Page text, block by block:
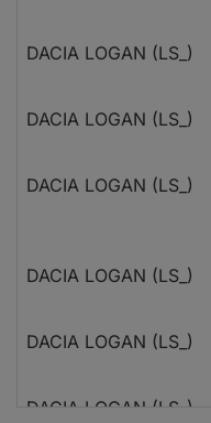
DACIA LOGAN (LS_)
DACIA LOGAN (LS_)
DACIA LOGAN (LS_)
DACIA LOGAN (LS_)
DACIA LOGAN (LS_)
DACIA LOGAN (LS_)